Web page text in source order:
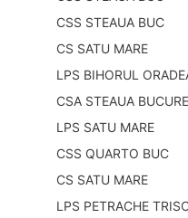
CSS STEAUA BUC
CS SATU MARE
LPS BIHORUL
CSA STEAUA
LPS SATU MARE
CSS QUARTO BUC
CS SATU MARE
LPS PETRACHE